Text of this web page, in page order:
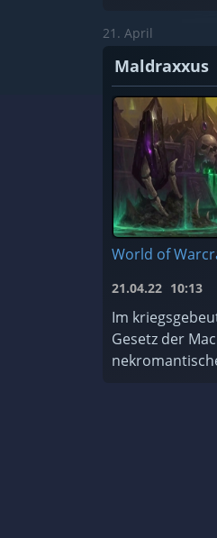
Kosmos für
21. April
Maldraxxus
World of
21.04.22 10:13
Im
Gesetz der